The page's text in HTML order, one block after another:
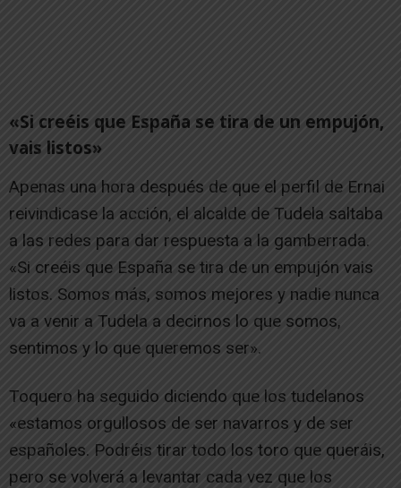
«Si creéis que España se tira de un empujón,
vais listos»
Apenas una hora después de que el perfil de Ernai
reivindicase la acción, el alcalde de Tudela saltaba
a las redes para dar respuesta a la gamberrada.
«Si creéis que España se tira de un empujón vais
listos. Somos más, somos mejores y nadie nunca
va a venir a Tudela a decirnos lo que somos,
sentimos y lo que queremos ser».
Toquero ha seguido diciendo que los tudelanos
«estamos orgullosos de ser navarros y de ser
españoles. Podréis tirar todo los toro que queráis,
pero se volverá a levantar cada vez que los